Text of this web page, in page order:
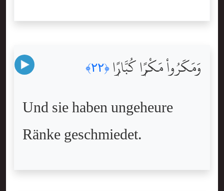
وَمَكَرُواْ مَكْرًۭا كُبَّارًۭا ﴿٢٢﴾
Und sie haben ungeheure
Ränke geschmiedet.